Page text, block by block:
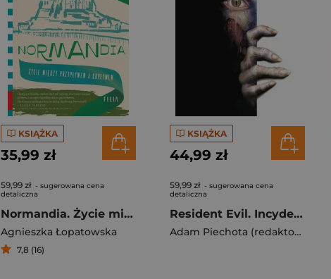
KSIĄŻKA
35,99 zł
59,99 zł - sugerowana cena
detaliczna
Normandia. Życie między przypływem a odpływem
Agnieszka Łopatowska
7,8 (16)
KSIĄŻKA
44,99 zł
59,99 zł - sugerowana cena
detaliczna
Resident Evil. Incydent Raccoon City
Adam Piechota (redaktor prowadzący)